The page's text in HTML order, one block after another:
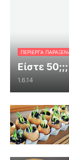
ΠΕΡΊΕΡΓΑ
Είστε 50;;;
1.6.14